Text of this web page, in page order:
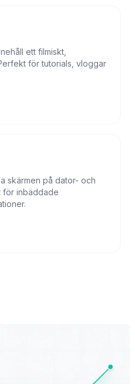
ett filmiskt,
för tutorials, vloggar
skärmen på dator- och
för inbäddade